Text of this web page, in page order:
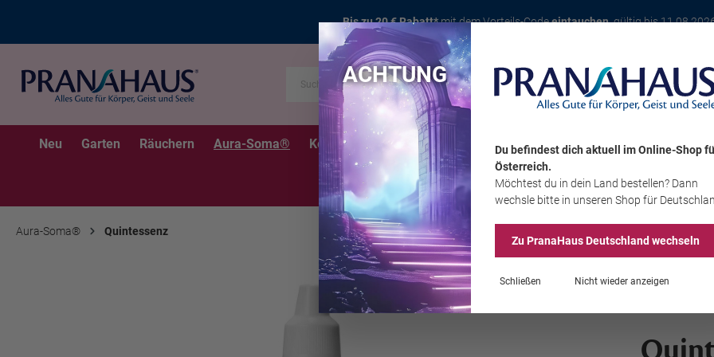
Bis zu 20 € Rabatt*mit dem Vorteils-Codeeintauchen, gültig bis
Karte
Neu Garten Räuchern Aura-Soma® Kerzen Schmuck Edelsteine Wohnambiente
Sale
Aura-Soma® Quintessenz
ACHTUNG
Du befindest dich aktuell im Online-Shop
Österreich.
Möchtest du in dein Land bestellen? Dann
wechsle bitte in unseren Shop für
Zu PranaHausDeutschland wechseln
Schließen Nicht wieder anzeigen